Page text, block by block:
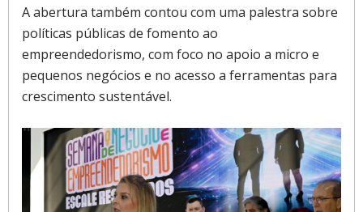
A abertura também contou com uma palestra sobre
políticas públicas de fomento ao
empreendedorismo, com foco no apoio a micro e
pequenos negócios e no acesso a ferramentas para
crescimento sustentável.